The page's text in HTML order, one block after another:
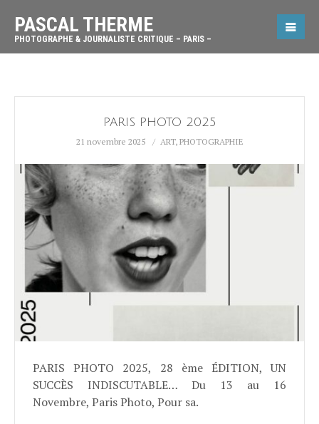
PASCAL THERME
PHOTOGRAPHE & JOURNALISTE CRITIQUE – PARIS –
PARIS PHOTO 2025
21 novembre 2025 ART, PHOTOGRAPHIE
PARIS PHOTO 2025, 28 ème ÉDITION, UN
SUCCÈS INDISCUTABLE… Du 13 au 16
Novembre, Paris Photo, Pour sa.